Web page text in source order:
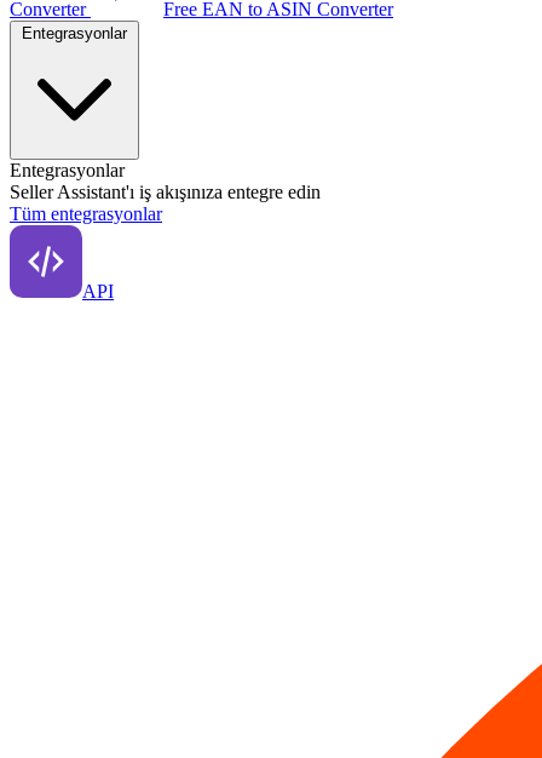
Converter Free EAN to ASIN Converter
Entegrasyonlar
Entegrasyonlar
Seller Assistant'ı iş akışınıza entegre edin
Tüm entegrasyonlar
API